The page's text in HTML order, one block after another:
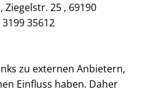
25 , 69190
35612
zu externen Anbietern,
Einfluss haben. Daher